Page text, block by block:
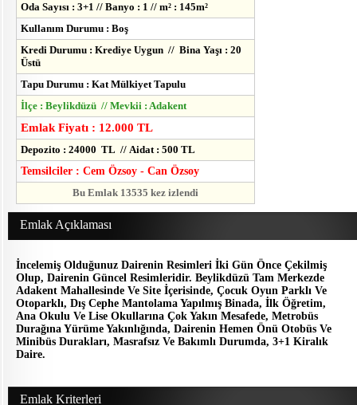
Oda Sayısı : 3+1 // Banyo : 1 // m² : 145m²
Kullanım Durumu : Boş
Kredi Durumu : Krediye Uygun // Bina Yaşı : 20
Üstü
Tapu Durumu : Kat Mülkiyet Tapulu
İlçe : Beylikdüzü // Mevkii : Adakent
Emlak Fiyatı : 12.000 TL
Depozito : 24000 TL // Aidat : 500 TL
Temsilciler : Cem Özsoy - Can Özsoy
Bu Emlak 13535 kez izlendi
Emlak Açıklaması
İncelemiş Olduğunuz Dairenin Resimleri İki Gün Önce Çekilmiş
Olup, Dairenin Güncel Resimleridir. Beylikdüzü Tam Merkezde
Adakent Mahallesinde Ve Site İçerisinde, Çocuk Oyun Parklı Ve
Otoparklı, Dış Cephe Mantolama Yapılmış Binada, İlk Öğretim,
Ana Okulu Ve Lise Okullarına Çok Yakın Mesafede, Metrobüs
Durağına Yürüme Yakınlığında, Dairenin Hemen Önü Otobüs Ve
Minibüs Durakları, Masrafsız Ve Bakımlı Durumda, 3+1 Kiralık
Daire.
Emlak Kriterleri